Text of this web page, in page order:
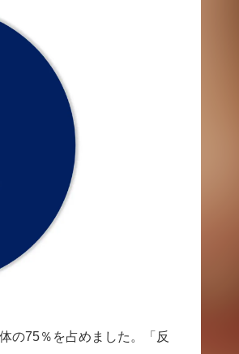
の75％を占めました。「反